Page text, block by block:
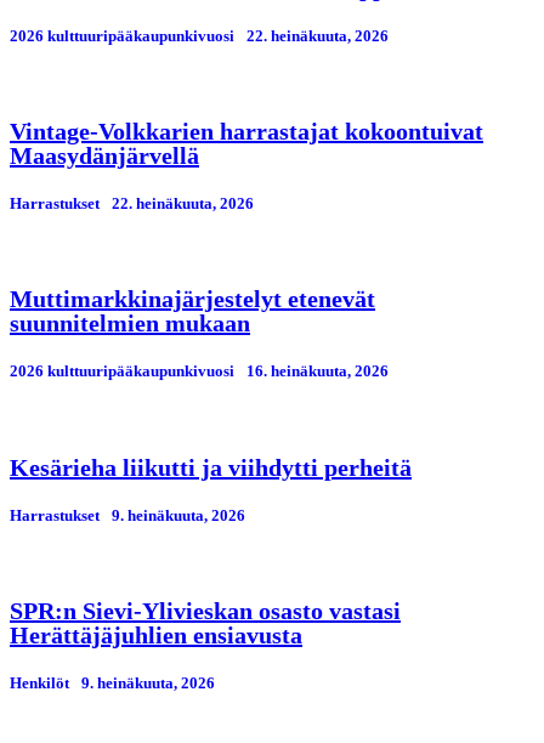
2026 kulttuuripääkaupunkivuosi 22. heinäkuuta, 2026
Vintage-Volkkarien harrastajat kokoontuivat
Maasydänjärvellä
Harrastukset 22. heinäkuuta, 2026
Muttimarkkinajärjestelyt etenevät
suunnitelmien mukaan
2026 kulttuuripääkaupunkivuosi 16. heinäkuuta, 2026
Kesärieha liikutti ja viihdytti perheitä
Harrastukset 9. heinäkuuta, 2026
SPR:n Sievi-Ylivieskan osasto vastasi
Herättäjäjuhlien ensiavusta
Henkilöt 9. heinäkuuta, 2026